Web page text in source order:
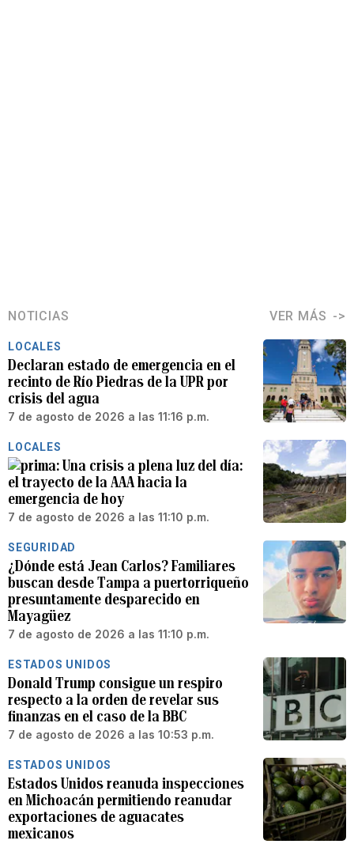
NOTICIAS VER MÁS
LOCALES
Declaran estado de emergencia en el
recinto de Río Piedras de la UPR por
crisis del agua
7 de agosto de 2026 a las 11:16 p.m.
LOCALES
Una crisis a plena luz del día:
el trayecto de la AAA hacia la
emergencia de hoy
7 de agosto de 2026 a las 11:10 p.m.
SEGURIDAD
¿Dónde está Jean Carlos? Familiares
buscan desde Tampa a puertorriqueño
presuntamente desparecido en
Mayagüez
7 de agosto de 2026 a las 11:10 p.m.
ESTADOS UNIDOS
Donald Trump consigue un respiro
respecto a la orden de revelar sus
finanzas en el caso de la BBC
7 de agosto de 2026 a las 10:53 p.m.
ESTADOS UNIDOS
Estados Unidos reanuda inspecciones
en Michoacán permitiendo reanudar
exportaciones de aguacates
mexicanos